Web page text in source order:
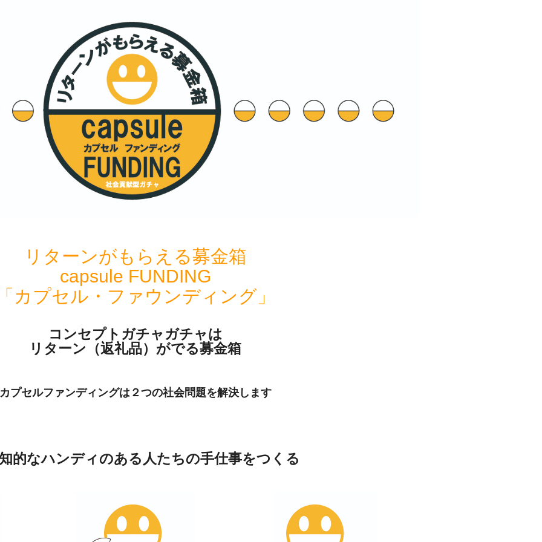
リターンがもらえる募金箱
capsule FUNDING
カプセル・ファウンディング」
コンセプトガチャガチャは
リターン（返礼品）がでる募金箱
プセルファンディングは２つの社会問題を解決します
的なハンディのある人たちの手仕事をつくる